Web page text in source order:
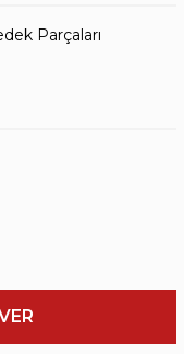
Parçaları